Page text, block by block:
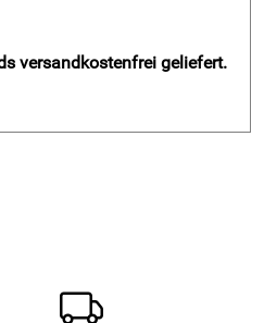
versandkostenfrei geliefert.